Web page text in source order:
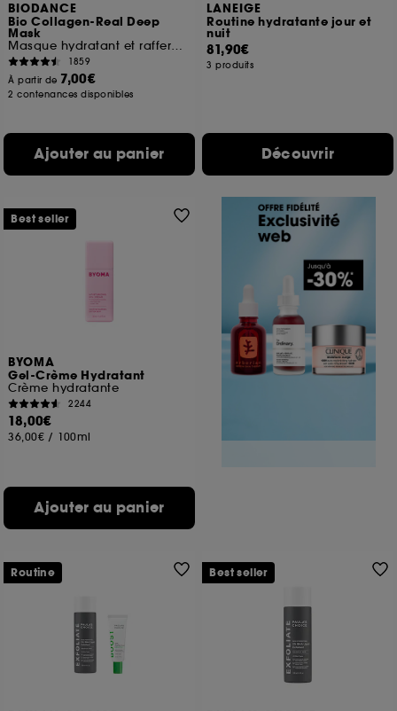
BIODANCE
Bio Collagen-Real Deep
Mask
Masque hydratant et raffermissant
1859
À partir de 7,00€
2 contenances disponibles
Ajouter au panier
LANEIGE
Routine hydratante jour et
nuit
81,90€
3 produits
Découvrir
BYOMA
Gel-Crème Hydratant
Crème hydratante
2244
18,00€
36,00€ / 100ml
Ajouter au panier
Best seller
Routine Best seller